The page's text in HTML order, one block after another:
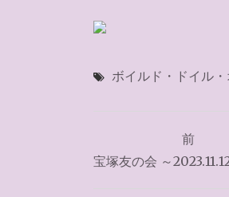
ボイルド・ドイル
稿
前
宝塚友の会 ～